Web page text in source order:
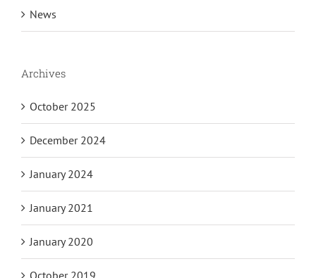
News
Archives
October 2025
December 2024
January 2024
January 2021
January 2020
October 2019